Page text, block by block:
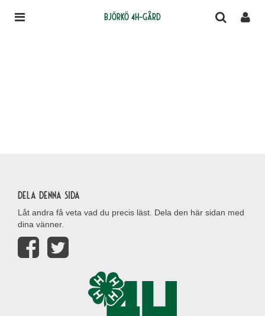
Björkö 4H-gård
Dela denna sida
Låt andra få veta vad du precis läst. Dela den här sidan med
dina vänner.